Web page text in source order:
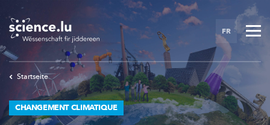
to
main
content
FR
Startseite
CHANGEMENT CLIMATIQUE